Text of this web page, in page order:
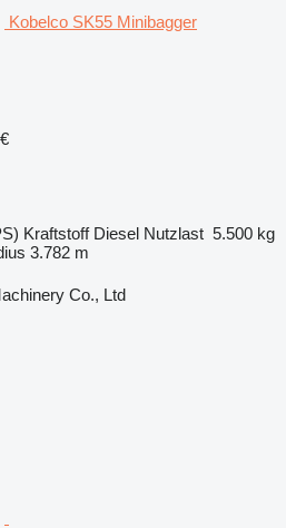
Kobelco SK55 Minibagger
Kraftstoff Diesel Nutzlast 5.500 kg
3.782 m
Co., Ltd